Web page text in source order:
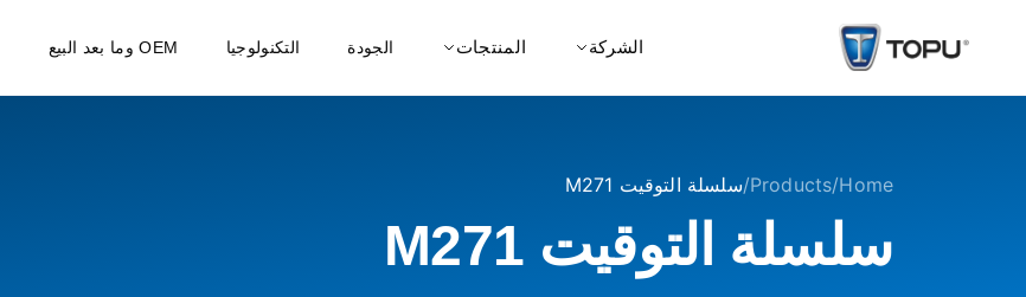
الشركة المنتجات الجودة التكنولوجيا OEM وما بعد البيع
Home
/
Products
/سلسلة التوقيت M271
سلسلة التوقيت M271